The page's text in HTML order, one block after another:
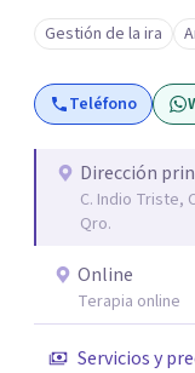
fortalecer tu autoestima. . Comprender
ciertos patrones o emociones.
preocupa y lograr
imaginas.
Gestión de la ira
Teléfono
Dirección
C. Indio Triste,
Qro.
Online
Terapia online
Servicios y